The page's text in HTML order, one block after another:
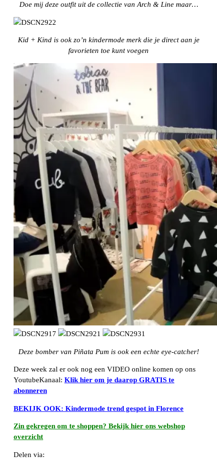
Doe mij deze outfit uit de collectie van Arch & Line maar…
Kid + Kind is ook zo’n kindermode merk die je direct aan je
favorieten toe kunt voegen
Deze bomber van Piñata Pum is ook een echte eye-catcher!
Deze week zal er ook nog een VIDEO online komen op ons
YoutubeKanaal: Klik hier om je daarop GRATIS te
abonneren
BEKIJK OOK: Kindermode trend gespot in Florence
Zin gekregen om te shoppen? Bekijk hier ons webshop
overzicht
Delen via: